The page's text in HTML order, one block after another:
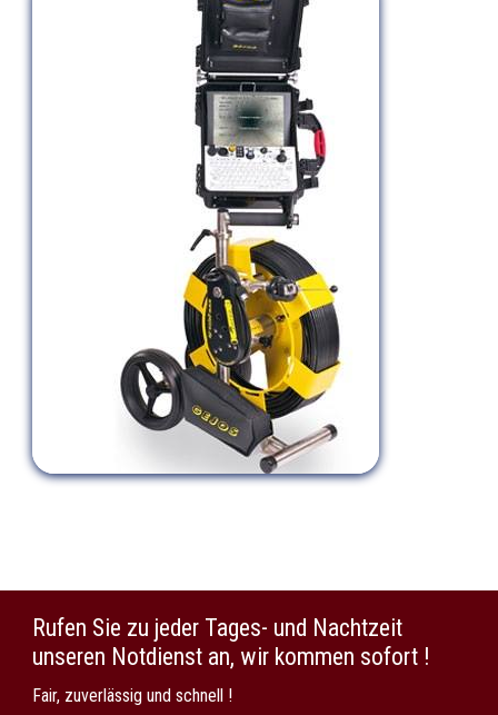
Rufen Sie zu jeder Tages- und Nachtzeit
unseren Notdienst an, wir kommen sofort !
Fair, zuverlässig und schnell !